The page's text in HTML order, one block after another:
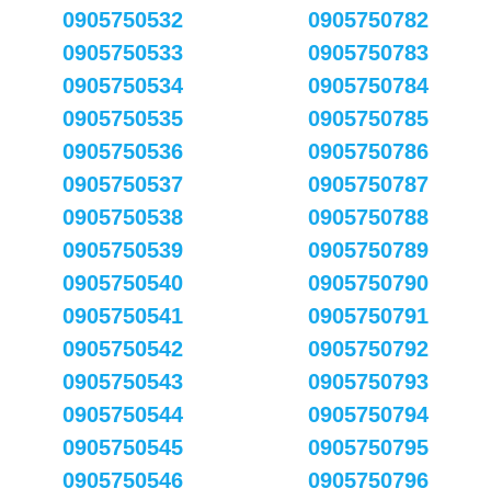
0905750532
0905750533
0905750534
0905750535
0905750536
0905750537
0905750538
0905750539
0905750540
0905750541
0905750542
0905750543
0905750544
0905750545
0905750546
0905750782
0905750783
0905750784
0905750785
0905750786
0905750787
0905750788
0905750789
0905750790
0905750791
0905750792
0905750793
0905750794
0905750795
0905750796